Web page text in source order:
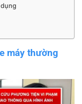
máy thường